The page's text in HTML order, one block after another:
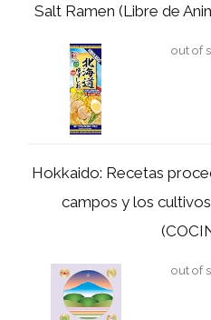
Salt Ramen (Libre de
out of
Hokkaido: Recetas
campos y los
out of